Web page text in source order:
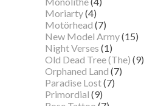
Moriarty(4)
Motörhead (7)
New Model Army(15)
Night Verses (1)
Old Dead Tree (The) (9)
Orphaned Land (7)
Paradise Lost(7)
Primordial (9)